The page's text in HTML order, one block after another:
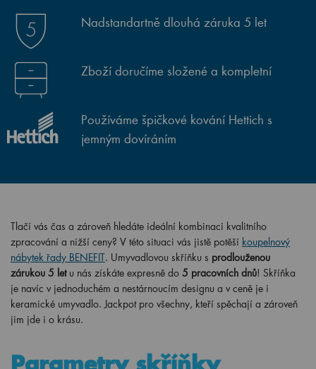
Nadstandartně dlouhá záruka 5 let
Zboží doručíme složené a kompletní
Používáme špičkové kování Hettich s
jemným dovíráním
Tlačí vás čas a zároveň hledáte ideální kombinaci kvalitního
zpracování a nižší ceny? V této situaci vás jistě potěší koupelnový
nábytek řady BENEFIT. Umyvadlovou skříňku s prodlouženou
zárukou 5 let u nás získáte expresně do 5 pracovních dnů! Skříňka
je navíc v jednoduchém a nestárnoucím designu a v ceně je i
keramické umyvadlo. Jackpot pro všechny, kteří spěchají a zároveň
jim jde i o krásu.